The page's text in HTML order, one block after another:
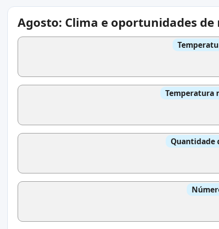
Agosto: Clima e oportunidades de
Temperatura
Quantidade